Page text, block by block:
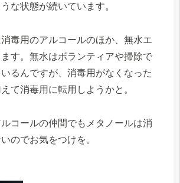
な状態が続いています。
毒用のアルコールのほか、無水エ
す。無水はボランティアや掃除で
るんですが、消毒用がなくなった
て消毒用に転用しようかと。
コールの仲間でもメタノールは消
のでお気をつけを。